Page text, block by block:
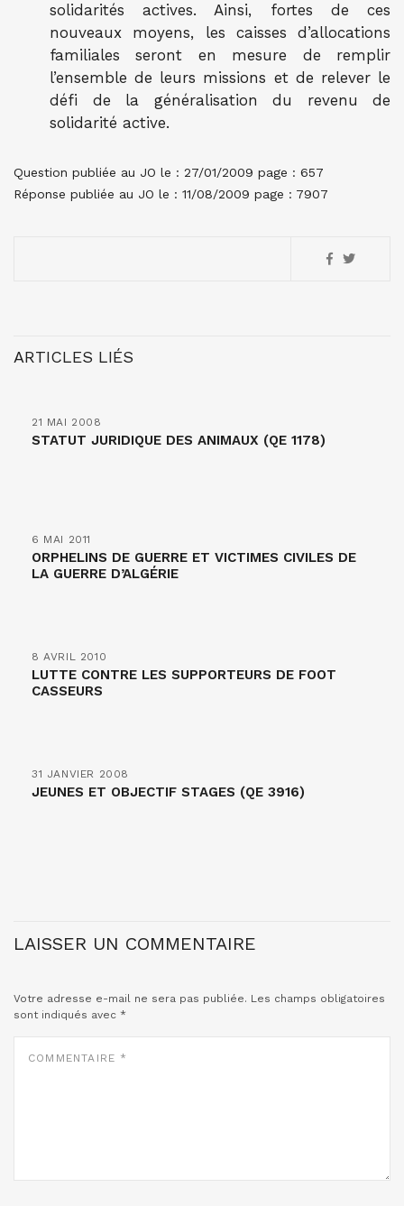
solidarités actives. Ainsi, fortes de ces
nouveaux moyens, les caisses d’allocations
familiales seront en mesure de remplir
l’ensemble de leurs missions et de relever le
défi de la généralisation du revenu de
solidarité active.
Question publiée au JO le : 27/01/2009 page : 657
Réponse publiée au JO le : 11/08/2009 page : 7907
ARTICLES LIÉS
21 MAI 2008
STATUT JURIDIQUE DES ANIMAUX (QE 1178)
6 MAI 2011
ORPHELINS DE GUERRE ET VICTIMES CIVILES DE
LA GUERRE D’ALGÉRIE
8 AVRIL 2010
LUTTE CONTRE LES SUPPORTEURS DE FOOT
CASSEURS
31 JANVIER 2008
JEUNES ET OBJECTIF STAGES (QE 3916)
LAISSER UN COMMENTAIRE
Votre adresse e-mail ne sera pas publiée. Les champs obligatoires
sont indiqués avec *